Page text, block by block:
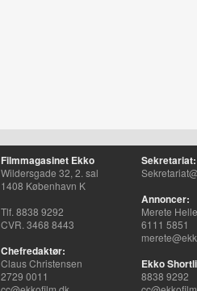
Filmmagasinet Ekko
Wildersgade 32, 2. sal
1408 København K
Tlf. 8838 9292
CVR. 3468 8443
Chefredaktør:
Claus Christensen
2729 0011
Sekretariat:
Annoncer:
Merete
6111 5851
Ekko
8838 9292